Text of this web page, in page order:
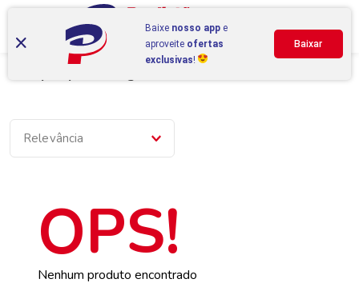
Relevância
Nenhum produto encontrado
Baixe nosso app e
aproveite ofertas
exclusivas!
Baixar